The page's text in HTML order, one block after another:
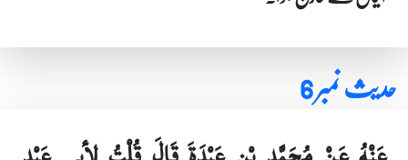
حدیث نمبر 6